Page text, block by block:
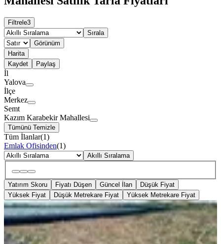
Filtrele3
Sırala
Görünüm
Harita
Kaydet
Paylaş
İl
Yalova
İlçe
Merkez
Semt
Kazım Karabekir Mahallesi
Tümünü Temizle
Tüm İlanlar(1)
Emlak Ofisinden(1)
Akıllı Sıralama
Yatırım Skoru Fiyatı Düşen Güncel İlan
Düşük Fiyat
Yüksek Fiyat
Düşük Metrekare Fiyat Yüksek Metrekare Fiyat
YOLA YAKIN
Remax Şehir'den Merkezde Deniz
Manzaralı Müstakil Arsa